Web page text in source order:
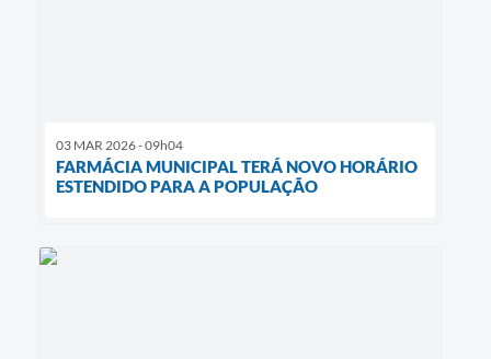
03 MAR 2026 - 09h04
FARMÁCIA MUNICIPAL TERÁ NOVO HORÁRIO
ESTENDIDO PARA A POPULAÇÃO